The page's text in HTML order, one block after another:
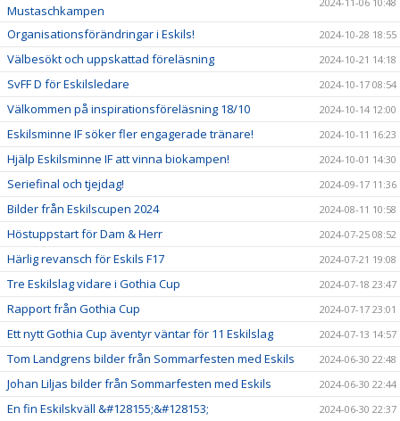
Mustaschkampen
Organisationsförändringar i Eskils! 2024-10-28 18:55
Välbesökt och uppskattad föreläsning 2024-10-21 14:18
SvFF D för Eskilsledare 2024-10-17 08:54
Välkommen på inspirationsföreläsning 18/10 2024-10-14 12:00
Eskilsminne IF söker fler engagerade tränare! 2024-10-11 16:23
Hjälp Eskilsminne IF att vinna biokampen! 2024-10-01 14:30
Seriefinal och tjejdag! 2024-09-17 11:36
Bilder från Eskilscupen 2024 2024-08-11 10:58
Höstuppstart för Dam & Herr 2024-07-25 08:52
Härlig revansch för Eskils F17 2024-07-21 19:08
Tre Eskilslag vidare i Gothia Cup 2024-07-18 23:47
Rapport från Gothia Cup 2024-07-17 23:01
Ett nytt Gothia Cup äventyr väntar för 11 Eskilslag 2024-07-13 14:57
Tom Landgrens bilder från Sommarfesten med Eskils 2024-06-30 22:48
Johan Liljas bilder från Sommarfesten med Eskils 2024-06-30 22:44
En fin Eskilskväll &#128155;&#128153; 2024-06-30 22:37